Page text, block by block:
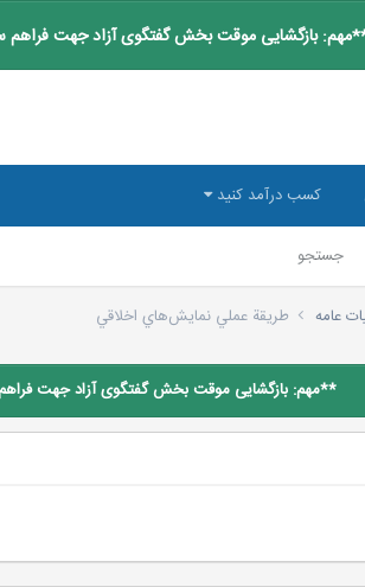
بازگشایی موقت بخش گفتگوی آزاد جهت فراهم
جستجو
کسب درآمد کنید
عامه طريقة عملي نمايش‌هاي اخلاقي
**مهم: بازگشایی موقت بخش گفتگوی آزاد جهت فراهم